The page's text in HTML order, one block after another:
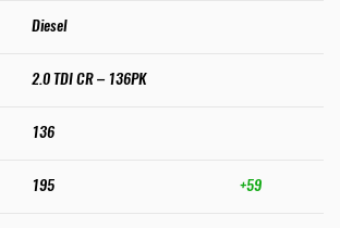
Diesel
2.0 TDI CR – 136PK
136
195 +59